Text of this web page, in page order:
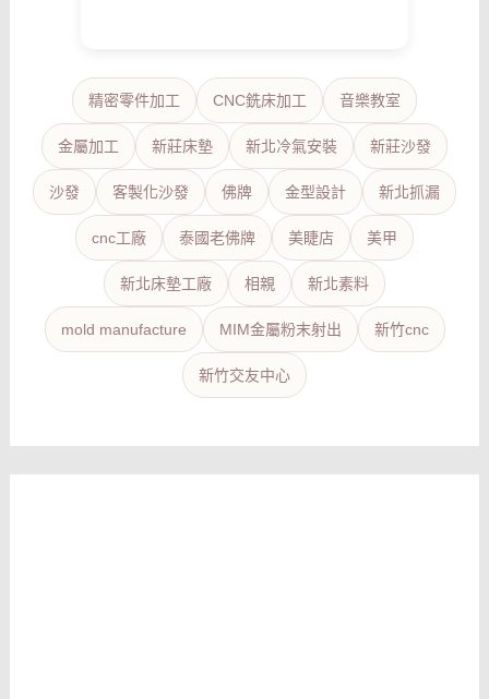
精密零件加工 CNC銑床加工 音樂教室
金屬加工 新莊床墊 新北冷氣安裝 新莊沙發
沙發 客製化沙發 佛牌 金型設計 新北抓漏
cnc工廠 泰國老佛牌 美睫店 美甲
新北床墊工廠 相親 新北素料
mold manufacture MIM金屬粉末射出 新竹cnc
新竹交友中心